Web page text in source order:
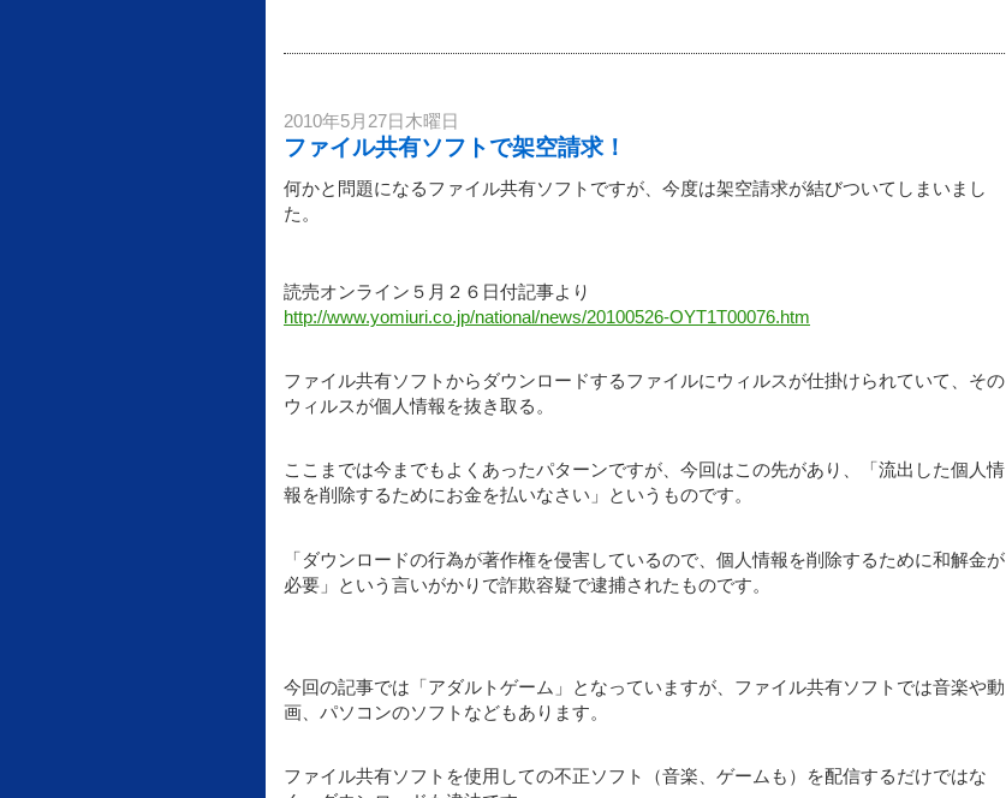
2010年5月27日木曜日
ファイル共有ソフトで架空請求！
何かと問題になるファイル共有ソフトですが、今度は架空請求が結びついてしまいまし
た。
読売オンライン５月２６日付記事より
http://www.yomiuri.co.jp/national/news/20100526-OYT1T00076.htm
ファイル共有ソフトからダウンロードするファイルにウィルスが仕掛けられていて、その
ウィルスが個人情報を抜き取る。
ここまでは今までもよくあったパターンですが、今回はこの先があり、「流出した個人情
報を削除するためにお金を払いなさい」というものです。
「ダウンロードの行為が著作権を侵害しているので、個人情報を削除するために和解金が
必要」という言いがかりで詐欺容疑で逮捕されたものです。
今回の記事では「アダルトゲーム」となっていますが、ファイル共有ソフトでは音楽や動
画、パソコンのソフトなどもあります。
ファイル共有ソフトを使用しての不正ソフト（音楽、ゲームも）を配信するだけではな